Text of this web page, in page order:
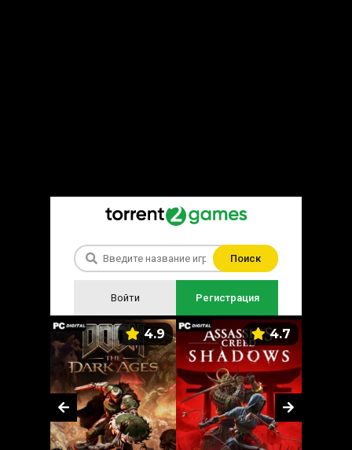
Поиск
Войти Регистрация
4.9 4.7